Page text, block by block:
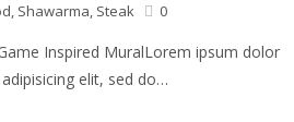
, Shawarma, Steak 0
Inspired MuralLorem ipsum dolor
elit, sed do…